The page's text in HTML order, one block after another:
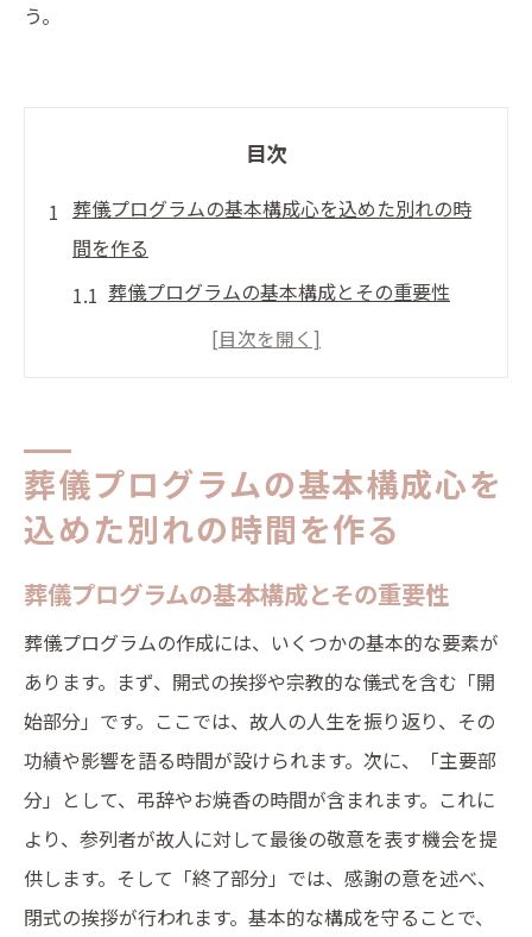
う。
目次
葬儀プログラムの基本構成心を込めた別れの時
間を作る
葬儀プログラムの基本構成とその重要性
心を込めた別れの時間を作るための方法
イズ
参列者が持つべき心構えとその準備
葬儀プログラムの流れと内容の具体例
大切な人を送り出すための葬儀プログラム作成
のコツ
葬儀プログラム作成の基本ステップ
お別れの言葉やメッセージの準備
音楽や映像の選定とその効果
式の進行をスムーズにするための工夫
参列者の負担を軽減するプログラムの配慮
葬儀プログラムの基本構成心を
込めた別れの時間を作る
葬儀プログラムの基本構成とその重要性
葬儀プログラムの作成には、いくつかの基本的な要素が
あります。まず、開式の挨拶や宗教的な儀式を含む「開
始部分」です。ここでは、故人の人生を振り返り、その
功績や影響を語る時間が設けられます。次に、「主要部
分」として、弔辞やお焼香の時間が含まれます。これに
より、参列者が故人に対して最後の敬意を表す機会を提
供します。そして「終了部分」では、感謝の意を述べ、
閉式の挨拶が行われます。基本的な構成を守ることで、